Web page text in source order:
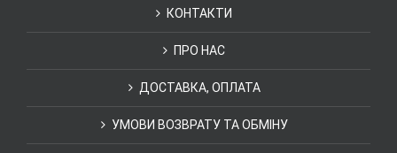
КОНТАКТИ
ПРО НАС
ДОСТАВКА, ОПЛАТА
УМОВИ ВОЗВРАТУ ТА ОБМІНУ